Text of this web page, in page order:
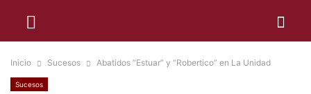
Inicio Sucesos Abatidos “Estuar” y “Robertico” en La Unidad
Sucesos